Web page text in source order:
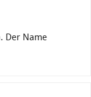
Der Name